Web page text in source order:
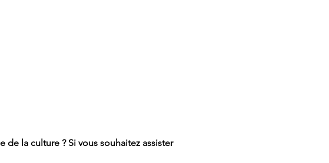
de la culture ? Si vous souhaitez assister